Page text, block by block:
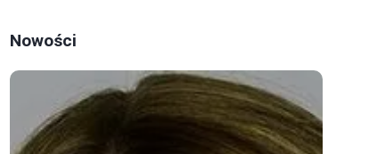
Nowości